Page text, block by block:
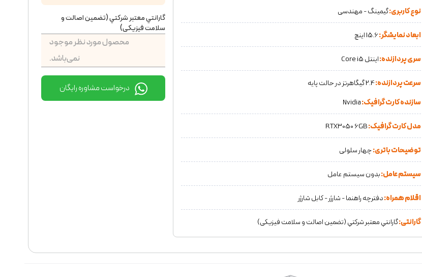
نوع کاربری:گیمینگ - مهندسی
ابعاد نمایشگر:15.6 اینچ
سری پردازنده:اینتل Core i5
سرعت پردازنده:2.4 گیگاهرتز در حالت پایه
سازنده کارت گرافیک:Nvidia
مدل کارت گرافیک:RTX3050 6GB
توضیحات باتری:چهار سلولی
سیستم عامل:بدون سیستم عامل
اقلام همراه:دفترچه راهنما - شارژر - کابل شارژر
گارانتی:گارانتي معتبر شركتي (تضمين اصالت و سلامت فیزیکی)
گارانتي معتبر شركتي (تضمين اصالت و
سلامت فیزیکی)
محصول مورد نظر موجود
نمی‌باشد.
درخواست مشاوره رایگان